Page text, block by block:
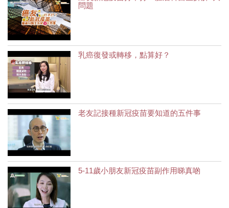
問題
乳癌復發或轉移，點算好？
老友記接種新冠疫苗要知道的五件事
5-11歲小朋友新冠疫苗副作用睇真啲